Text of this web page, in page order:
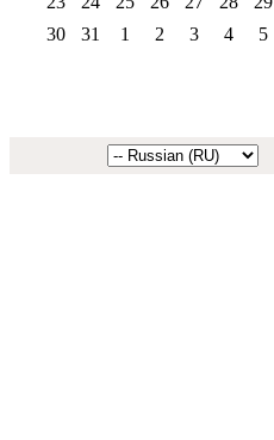
30
31 1 2 3 4 5